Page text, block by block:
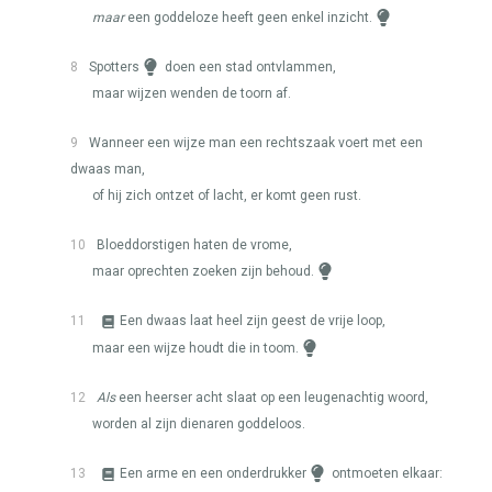
maareen goddeloze heeft geen enkel inzicht.
8 Spotters
doen een stad ontvlammen,
maar wijzen wenden de toorn af.
9
Wanneer een wijze man een rechtszaak voert met een
dwaas man,
of hij zich ontzet of lacht, er komt geen rust.
10
Bloeddorstigen haten de vrome,
maar oprechten zoeken zijn behoud.
11
Een dwaas laat heel zijn geest de vrije loop,
maar een wijze houdt die in toom.
12 Alseen heerser acht slaat op een leugenachtig woord,
worden al zijn dienaren goddeloos.
13 Een arme en een onderdrukker
ontmoeten elkaar: